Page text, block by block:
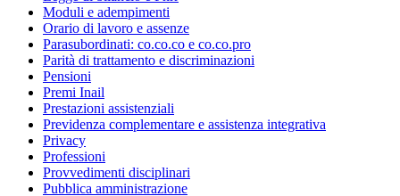
Moduli e adempimenti
Orario di lavoro e assenze
Parasubordinati: co.co.co e co.co.pro
Parità di trattamento e discriminazioni
Pensioni
Premi Inail
Prestazioni assistenziali
Previdenza complementare e assistenza integrativa
Privacy
Professioni
Provvedimenti disciplinari
Pubblica amministrazione